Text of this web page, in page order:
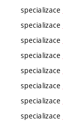
specializace
specializace
specializace
specializace
specializace
specializace
specializace
specializace